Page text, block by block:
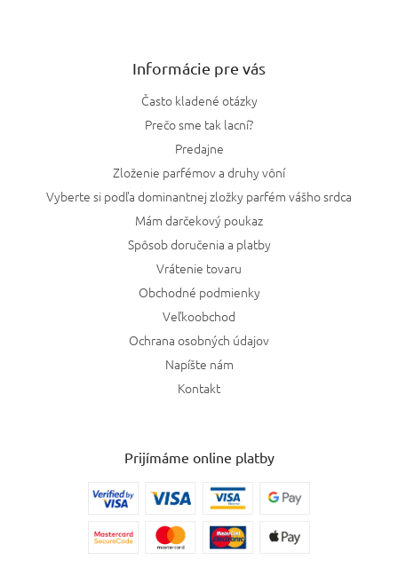
Informácie pre vás
Často kladené otázky
Prečo sme tak lacní?
Predajne
Zloženie parfémov a druhy vôní
Vyberte si podľa dominantnej zložky parfém vášho srdca
Mám darčekový poukaz
Spôsob doručenia a platby
Vrátenie tovaru
Obchodné podmienky
Veľkoobchod
Ochrana osobných údajov
Napíšte nám
Kontakt
Prijímáme online platby